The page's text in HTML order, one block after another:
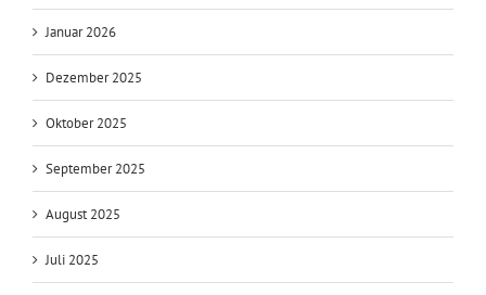
Januar 2026
Dezember 2025
Oktober 2025
September 2025
August 2025
Juli 2025